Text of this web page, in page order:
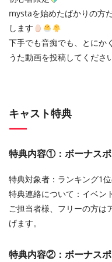
mystaを始めたばかりの方
します
下手でも音痴でも、とにか
うた動画を投稿してくだ
キャスト特典
特典内容①：ボーナス
特典対象者：ランキング1位
特典連絡について：イベン
ご担当者様、フリーの方は
げます。
特典内容②：ボーナス